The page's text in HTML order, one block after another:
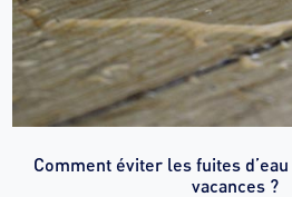
Comment éviter les fuites
vacances ?